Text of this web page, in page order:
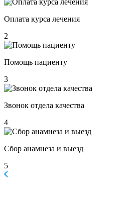
Оплата курса лечения
2
Помощь пациенту
3
Звонок отдела качества
4
Сбор анамнеза и выезд
5